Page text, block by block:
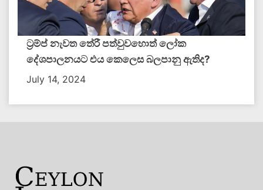
ට්‍රම්ප් නැවත තේරී පත්වුවහොත් ලෝක
දේශපාලනයට එය කෙලෙස බලපානු ඇතිද​?
July 14, 2024